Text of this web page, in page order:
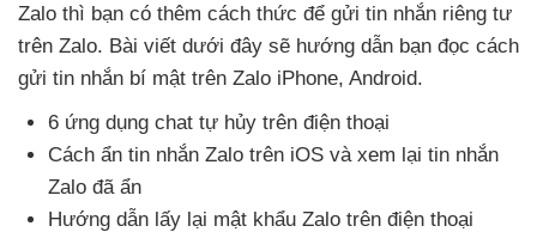
Zalo thì bạn có thêm cách thức để gửi tin nhắn riêng tư
trên Zalo. Bài viết dưới đây sẽ hướng dẫn bạn đọc cách
gửi tin nhắn bí mật trên Zalo iPhone, Android.
6 ứng dụng chat tự hủy trên điện thoại
Cách ẩn tin nhắn Zalo trên iOS và xem lại tin nhắn
Zalo đã ẩn
Hướng dẫn lấy lại mật khẩu Zalo trên điện thoại